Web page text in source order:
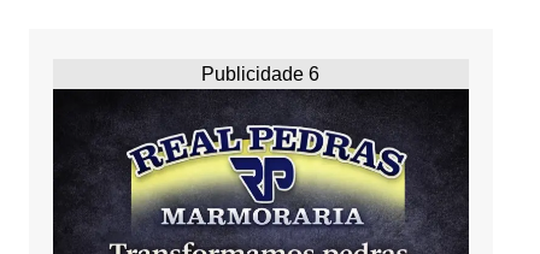
Publicidade 6